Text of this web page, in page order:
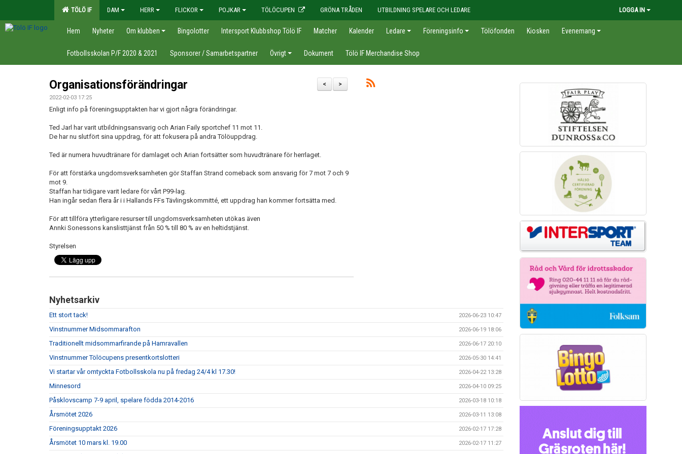
TÖLÖ IF DAM HERR FLICKOR POJKAR TÖLÖCUPEN GRÖNA TRÅDEN UTBILDNING SPELARE OCH LEDARE LOGGA IN
Hem Nyheter Om klubben Bingolotter Intersport Klubbshop Tölö IF Matcher Kalender Ledare Föreningsinfo Tölöfonden Kiosken Evenemang
Fotbollsskolan P/F 2020 & 2021 Sponsorer / Samarbetspartner Övrigt Dokument Tölö IF Merchandise Shop
>
<
Organisationsförändringar
2022-02-03 17:25
Enligt info på föreningsupptakten har vi gjort några förändringar.
Ted Jarl har varit utbildningsansvarig och Arian Faily sportchef 11 mot 11.
De har nu slutfört sina uppdrag, för att fokusera på andra Tölöuppdrag.
Ted är numera huvudtränare för damlaget och Arian fortsätter som huvudtränare för herrlaget.
För att förstärka ungdomsverksamheten gör Staffan Strand comeback som ansvarig för 7 mot 7 och 9
mot 9.
Staffan har tidigare varit ledare för vårt P99-lag.
Han ingår sedan flera år i i Hallands FFs Tävlingskommitté, ett uppdrag han kommer fortsätta med.
För att tillföra ytterligare resurser till ungdomsverksamheten utökas även
Annki Sonessons kanslisttjänst från 50 % till 80 % av en heltidstjänst.
Styrelsen
Nyhetsarkiv
Ett stort tack! 2026-06-23 10:47
Vinstnummer Midsommarafton 2026-06-19 18:06
Traditionellt midsommarfirande på Hamravallen 2026-06-17 20:10
Vinstnummer Tölöcupens presentkortslotteri 2026-05-30 14:41
Vi startar vår omtyckta Fotbollsskola nu på fredag 24/4 kl 17.30! 2026-04-22 13:28
Minnesord 2026-04-10 09:25
Påsklovscamp 7-9 april, spelare födda 2014-2016 2026-03-18 10:18
Årsmötet 2026 2026-03-11 13:08
Föreningsupptakt 2026 2026-02-17 17:28
Årsmötet 10 mars kl. 19.00 2026-02-17 11:27